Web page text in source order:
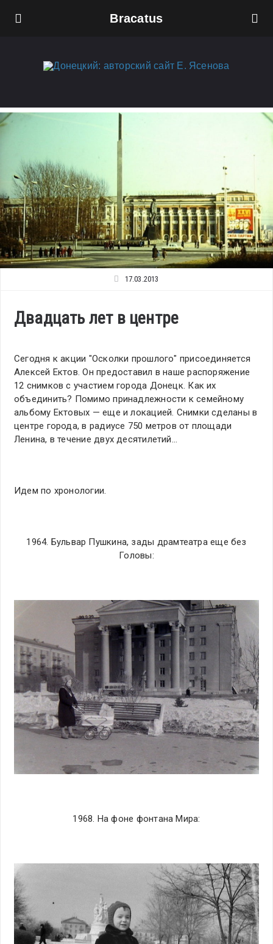
Bracatus
17.03.2013
Двадцать лет в центре
Сегодня к акции "Осколки прошлого" присоединяется
Алексей Ектов. Он предоставил в наше распоряжение
12 снимков с участием города Донецк. Как их
объединить? Помимо принадлежности к семейному
альбому Ектовых — еще и локацией. Снимки сделаны в
центре города, в радиусе 750 метров от площади
Ленина, в течение двух десятилетий…
Идем по хронологии.
1964. Бульвар Пушкина, зады драмтеатра еще без
Головы:
1968. На фоне фонтана Мира: